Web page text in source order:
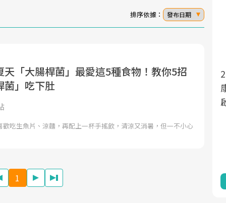
排序依據： 發布日期
天「大腸桿菌」最愛這5種食物！教你5招
菌」吃下肚
歡吃生魚片、涼麵，再配上一杯手搖飲，清涼又消暑，但一不小心
1
面對超高齡社會的浪潮，台灣正在快速邁
向「健康照護」的新時代。隨著國家政策
心議題。然而，健檢不只是醫療院所的服
2025年，就到良醫生活祭體驗「一站式健
康新生活」，從講座、體驗到運動，全面